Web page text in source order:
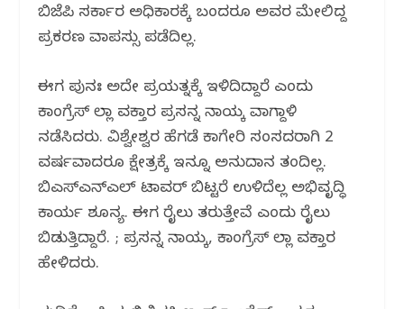
ಬಿಜೆಪಿ ಸರ್ಕಾರ ಅಧಿಕಾರಕ್ಕೆ ಬಂದರೂ ಅವರ ಮೇಲಿದ್ದ
ಪ್ರಕರಣ ವಾಪಸ್ಸು ಪಡೆದಿಲ್ಲ.
ಈಗ ಪುನಃ ಅದೇ ಪ್ರಯತ್ನಕ್ಕೆ ಇಳಿದಿದ್ದಾರೆ ಎಂದು
ಕಾಂಗ್ರೆಸ್ ಜಿಲ್ಲಾ ವಕ್ತಾರ ಪ್ರಸನ್ನ ನಾಯ್ಕ ವಾಗ್ದಾಳಿ
ನಡೆಸಿದರು. ವಿಶ್ವೇಶ್ವರ ಹೆಗಡೆ ಕಾಗೇರಿ ಸಂಸದರಾಗಿ 2
ವರ್ಷವಾದರೂ ಕ್ಷೇತ್ರಕ್ಕೆ ಇನ್ನೂ ಅನುದಾನ ತಂದಿಲ್ಲ.
ಬಿಎಸ್‌ಎನ್‌ಎಲ್‌ ಟಾವರ್ ಬಿಟ್ಟರೆ ಉಳಿದೆಲ್ಲ ಅಭಿವೃದ್ಧಿ
ಕಾರ್ಯ ಶೂನ್ಯ. ಈಗ ರೈಲು ತರುತ್ತೇವೆ ಎಂದು ರೈಲು
ಬಿಡುತ್ತಿದ್ದಾರೆ. ; ಪ್ರಸನ್ನ ನಾಯ್ಕ, ಕಾಂಗ್ರೆಸ್‌ ಜಿಲ್ಲಾ ವಕ್ತಾರ
ಹೇಳಿದರು.